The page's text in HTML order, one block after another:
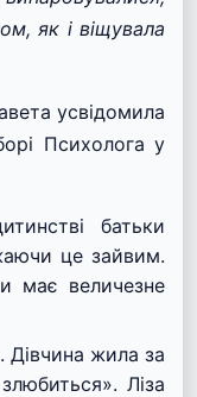
як і віщувала
усвідомила
Психолога у
батьки
це зайвим.
має величезне
. Дівчина жила за
Ліза